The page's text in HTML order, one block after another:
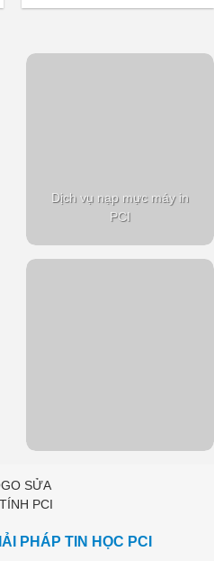
Dịch vụ nạp mực máy in
PCI
PHÁP TIN HỌC PCI